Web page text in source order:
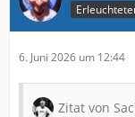
6. Juni 2026 um 12:44
Zitat von